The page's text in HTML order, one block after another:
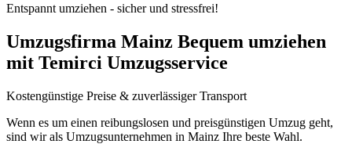
Entspannt umziehen - sicher und stressfrei!
Umzugsfirma Mainz Bequem umziehen
mit Temirci Umzugsservice
Kostengünstige Preise & zuverlässiger Transport
Wenn es um einen reibungslosen und preisgünstigen Umzug geht,
sind wir als Umzugsunternehmen in Mainz Ihre beste Wahl.